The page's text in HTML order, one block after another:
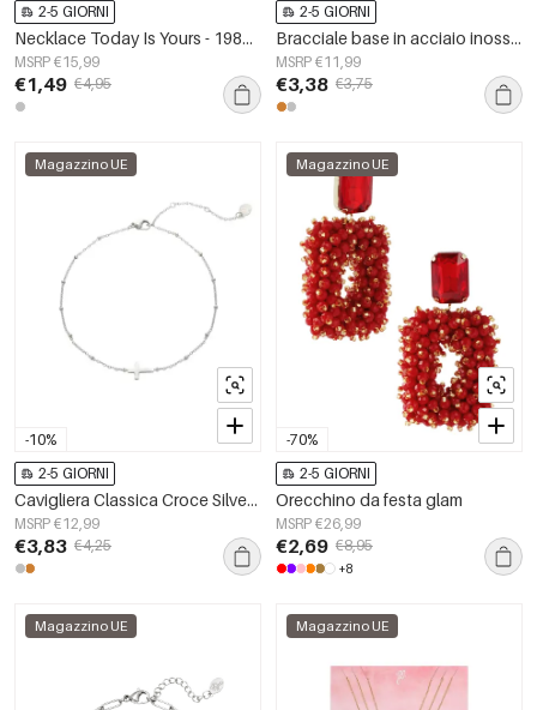
2-5 GIORNI
Necklace Today Is Yours - 1985 Silver Color Stainless Steel
MSRP €15,99
€1,49 €4,95
2-5 GIORNI
Bracciale base in acciaio inossidabile
MSRP €11,99
€3,38 €3,75
-10%
Magazzino UE
2-5 GIORNI
Cavigliera Classica Croce Silver Color Stainless Steel
MSRP €12,99
€3,83 €4,25
-70%
Magazzino UE
2-5 GIORNI
Orecchino da festa glam
MSRP €26,99
€2,69 €8,95
+8
Magazzino UE Magazzino UE